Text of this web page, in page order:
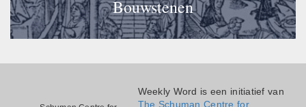
Bouwstenen
Weekly Word is een initiatief van
The Schuman Centre for